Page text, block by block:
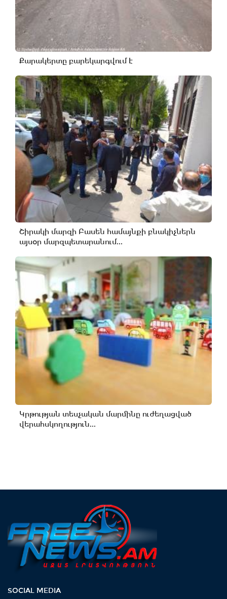
Քարակերտը բարեկարգվում է
Շիրակի մարզի Բասեն համայնքի բնակիչներն
այսօր մարզպետարանում...
Կրթության տեսչական մարմինը ուժեղացված
վերահսկողություն...
SOCIAL MEDIA